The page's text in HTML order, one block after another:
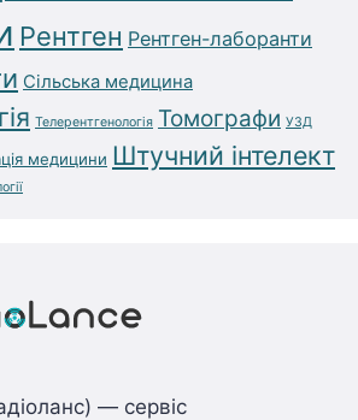
Рентген Рентген-лаборанти
Сільська медицина
Телерентгенологія Томографи УЗД
медицини Штучний інтелект
— сервіс